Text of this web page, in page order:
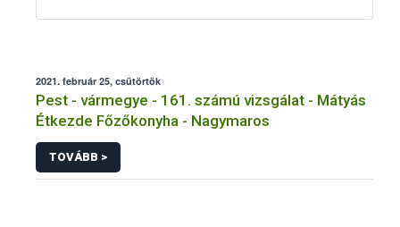
2021. február 25, csütörtök
Pest - vármegye - 161. számú vizsgálat - Mátyás
Étkezde Főzőkonyha - Nagymaros
TOVÁBB >